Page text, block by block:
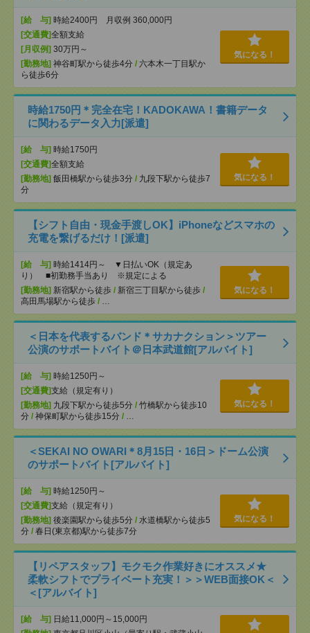
[給 与] 時給2400円 月収例 360,000円
[交通費]全額支給
[月収例] 30万円～
[勤務地] 神谷町駅から徒歩4分 / 六本木一丁目駅か
ら徒歩6分
気になる！
時給1750円＊完全在宅！KADOKAWA！書籍データ
に関わるデータ入力[派遣]
[給 与] 時給1750円
[交通費]全額支給
[勤務地] 飯田橋駅から徒歩3分 / 九段下駅から徒歩7
分
気になる！
【シフト自由・現金手渡しOK】iPhoneなどスマホの
充電を繋げるだけ！[派遣]
[給 与] 時給1414円～ ▼日払いOK（規定あ
り） ■初勤務手当あり ※規定による
[勤務地] 新宿駅から徒歩 / 新宿三丁目駅から徒歩 /
高田馬場駅から徒歩 / …
気になる！
＜日本を代表するバンド＊サカナクション＞ツアー
公演のサポートバイト＠日本武道館[アルバイト]
[給 与] 時給1250円～
[交通費]支給（規定有り）
[勤務地] 九段下駅から徒歩5分 / 竹橋駅から徒歩10
分 / 神保町駅から徒歩15分 / …
気になる！
＜SEKAI NO OWARI＊8月15日・16日＞ドーム公演
のサポートバイト[アルバイト]
[給 与] 時給1250円～
[交通費]支給（規定有り）
[勤務地] 後楽園駅から徒歩5分 / 水道橋駅から徒歩5
分 / 春日(東京都)駅から徒歩7分
気になる！
【リペアスタッフ】モクモク作業好きにオススメ★
柔軟シフトでプライベート充実！＞＞WEB面接OK＜
＜[アルバイト]
[給 与] 日給11,000円～15,000円